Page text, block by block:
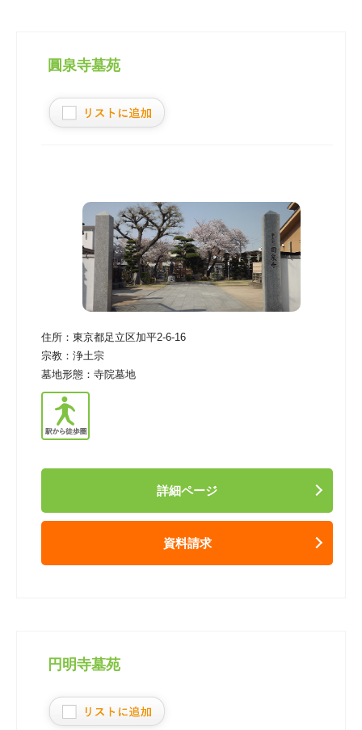
圓泉寺墓苑
住所： 東京都足立区加平2-6-16
宗教： 浄土宗
墓地形態： 寺院墓地
詳細ページ
資料請求
円明寺墓苑